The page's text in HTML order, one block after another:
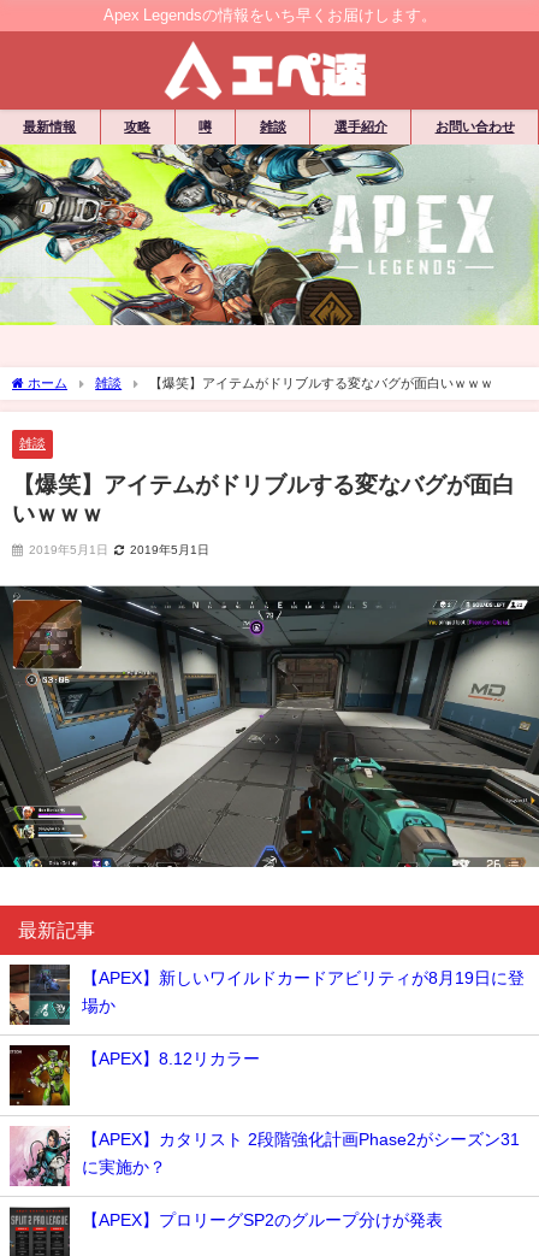
Apex Legendsの情報をいち早くお届けします。
最新情報 攻略 噂 雑談 選手紹介 お問い合わせ
ホーム 雑談 【爆笑】アイテムがドリブルする変なバグが面白いｗｗｗ
雑談
【爆笑】アイテムがドリブルする変なバグが面白
いｗｗｗ
2019年5月1日 2019年5月1日
最新記事
【APEX】新しいワイルドカードアビリティが8月19日に登
場か
【APEX】8.12リカラー
【APEX】カタリスト 2段階強化計画Phase2がシーズン31
に実施か？
【APEX】プロリーグSP2のグループ分けが発表